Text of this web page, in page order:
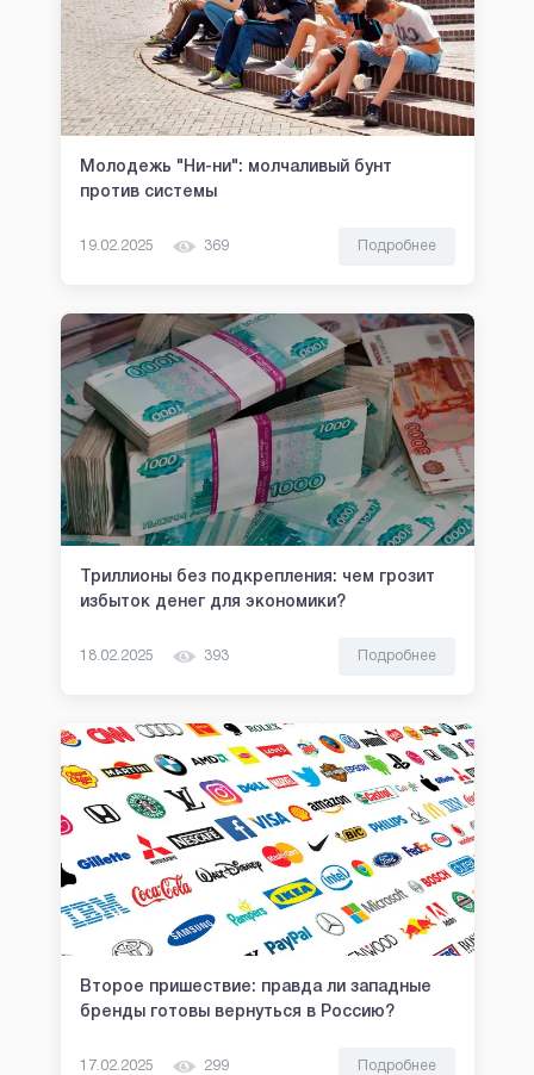
Молодежь "Ни-ни": молчаливый бунт
против системы
19.02.2025 369 Подробнее
Триллионы без подкрепления: чем грозит
избыток денег для экономики?
18.02.2025 393 Подробнее
Второе пришествие: правда ли западные
бренды готовы вернуться в Россию?
17.02.2025 299 Подробнее